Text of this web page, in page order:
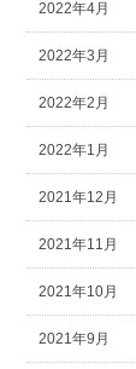
2022年4月
2022年3月
2022年2月
2022年1月
2021年12月
2021年11月
2021年10月
2021年9月